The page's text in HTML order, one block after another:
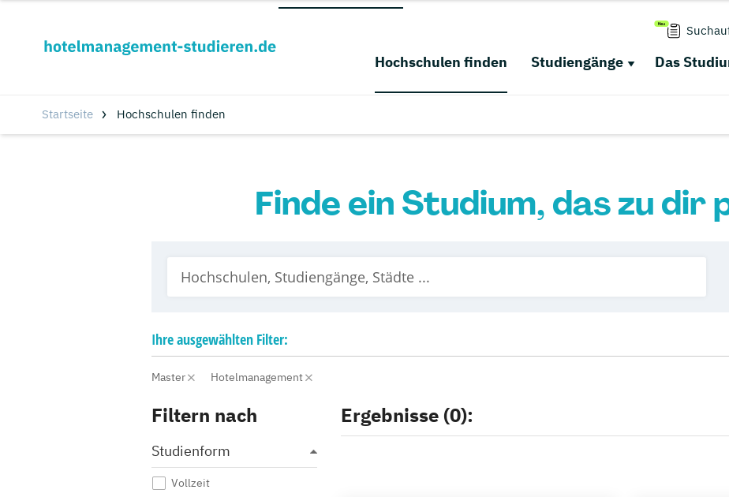
Hochschulen finden Studiengänge Das
Startseite Hochschulen finden
Finde ein Studium, das zu dir
Ihreausgewählten Filter:
Master Hotelmanagement
Filtern nach
Studienform
Vollzeit
Ergebnisse (0):